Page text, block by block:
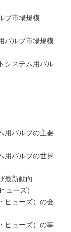
ブ市場規模
バルブ市場規模
システム用バル
用バルブの主要
用バルブの世界
最新動向
ューズ）
ヒューズ）の会
ヒューズ）の事